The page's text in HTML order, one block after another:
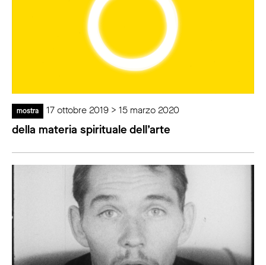
mostra 17 ottobre 2019 > 15 marzo 2020
della materia spirituale dell’arte